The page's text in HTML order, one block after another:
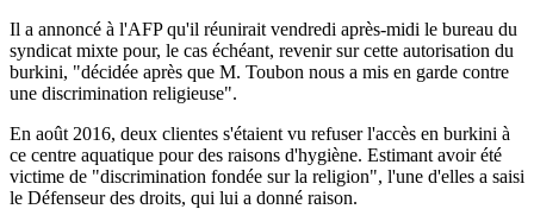
Il a annoncé à l'AFP qu'il réunirait vendredi après-midi le bureau du
syndicat mixte pour, le cas échéant, revenir sur cette autorisation du
burkini, "décidée après que M. Toubon nous a mis en garde contre
une discrimination religieuse".
En août 2016, deux clientes s'étaient vu refuser l'accès en burkini à
ce centre aquatique pour des raisons d'hygiène. Estimant avoir été
victime de "discrimination fondée sur la religion", l'une d'elles a saisi
le Défenseur des droits, qui lui a donné raison.